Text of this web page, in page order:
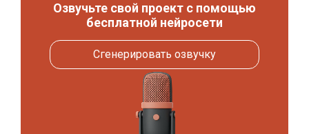
Озвучьте свой проект с помощью
бесплатной нейросети
Сгенерировать озвучку